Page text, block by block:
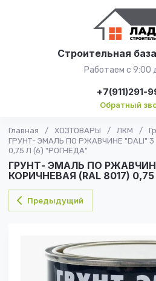
Строительная
Работаем с 9:00
+7(911)291-
Обратный
Главная / ХОЗТОВАРЫ / ЛКМ /
ГРУНТ- ЭМАЛЬ ПО РЖАВЧИНЕ "DALI" 3
0,75 Л (6) "РОГНЕДА"
ГРУНТ- ЭМАЛЬ ПО
КОРИЧНЕВАЯ (RAL 8017)
Предыдущий